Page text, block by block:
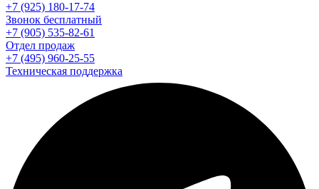
+7 (925) 180-17-74
Звонок бесплатный
+7 (905) 535-82-61
Отдел продаж
+7 (495) 960-25-55
Техническая поддержка